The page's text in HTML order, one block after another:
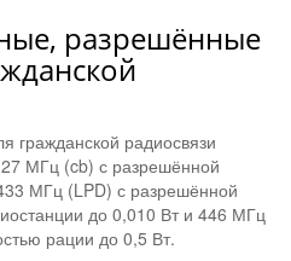
разрешённые
гражданской радиосвязи
МГц (cb) с разрешённой
МГц (LPD) с разрешённой
до 0,010 Вт и 446 МГц
рации до 0,5 Вт.